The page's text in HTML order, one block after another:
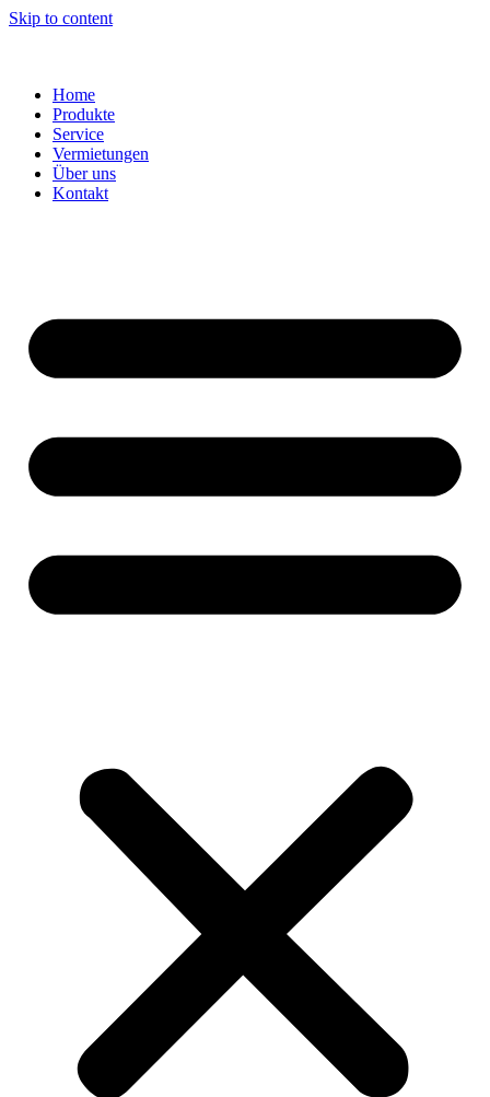
Skip to content
Home
Produkte
Service
Vermietungen
Über uns
Kontakt